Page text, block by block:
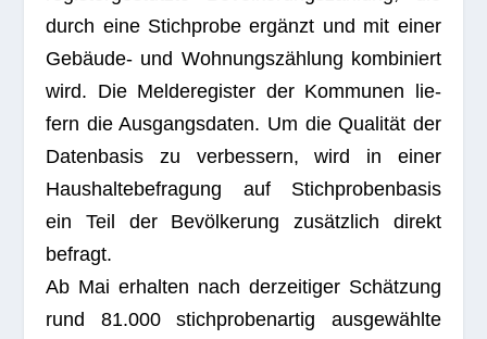
durch eine Stich­probe ergänzt und mit einer
Gebäude- und Woh­nungs­zäh­lung kom­bi­niert
wird. Die Mel­de­re­gis­ter der Kom­mu­nen lie­
fern die Aus­gangs­da­ten. Um die Qua­li­tät der
Daten­ba­sis zu ver­bes­sern, wird in einer
Haus­hal­te­be­fra­gung auf Stich­pro­ben­ba­sis
ein Teil der Bevöl­ke­rung zusätz­lich direkt
befragt.
Ab Mai erhal­ten nach der­zei­ti­ger Schät­zung
rund 81.000 stich­pro­ben­ar­tig aus­ge­wählte